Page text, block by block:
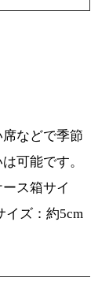
などで季節
可能です。
ス箱サイ
イズ：約5cm